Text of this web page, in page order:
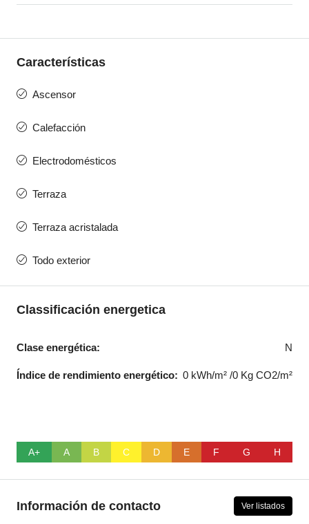
Características
Ascensor
Calefacción
Electrodomésticos
Terraza
Terraza acristalada
Todo exterior
Classificación energetica
Clase energética: N
Índice de rendimiento energético: 0 kWh/m² /0 Kg CO2/m²
A+ A B C D E F G H
Información de contacto Ver listados